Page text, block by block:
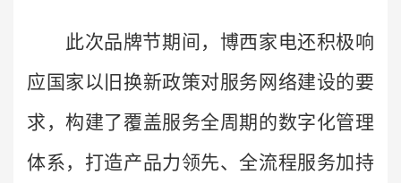
此次品牌节期间，博西家电还积极响
应国家以旧换新政策对服务网络建设的要
求，构建了覆盖服务全周期的数字化管理
体系，打造产品力领先、全流程服务加持